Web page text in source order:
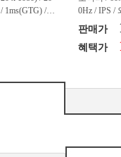
1ms(GTG) / 3
명 / 틸트(상
RGB:8
특화] / 조준
0Hz / IPS /
50nit /
하) / 4.9kg
80% / DCI-
판매가
혜택가